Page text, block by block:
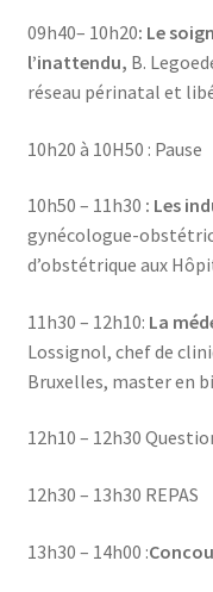
09h40– 10h20: Le
l’inattendu, B.
réseau périnatal et
10h20 à 10H50 : Pause
10h50 – 11h30 : Les
gynécologue-
d’obstétrique aux
11h30 – 12h10: La
Lossignol, chef de
Bruxelles, master en
12h10 – 12h30
12h30 – 13h30 REPAS
13h30 – 14h00 :